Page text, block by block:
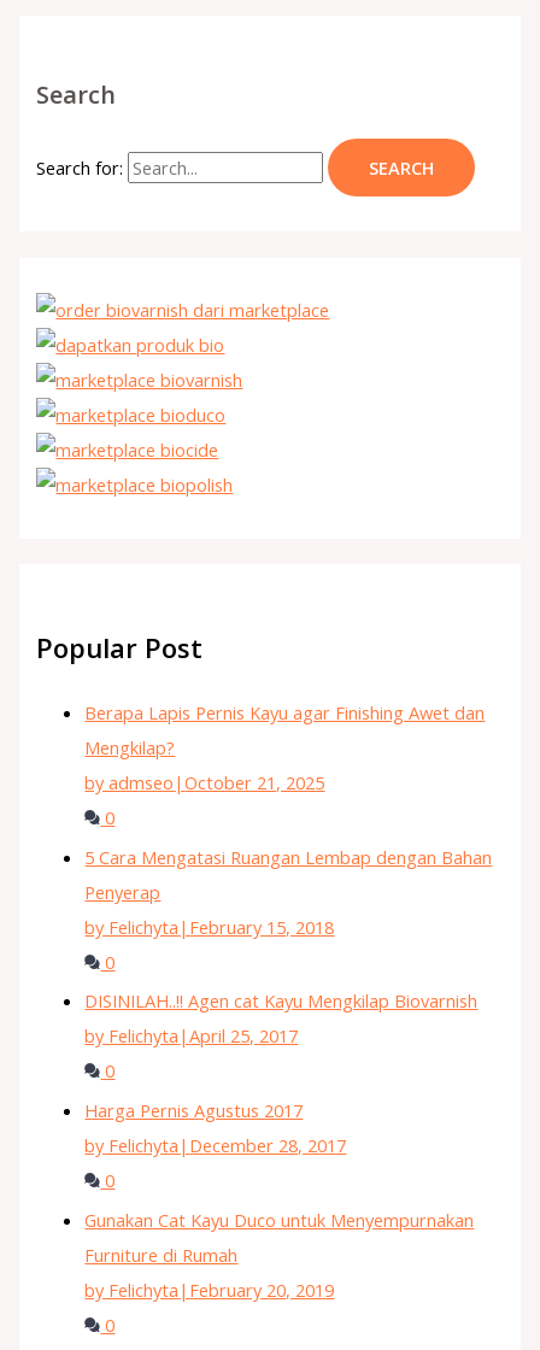
Search
Search for:
Popular Post
Berapa Lapis Pernis Kayu agar Finishing Awet dan
Mengkilap?
by admseo |October 21, 2025
0
5 Cara Mengatasi Ruangan Lembap dengan Bahan
Penyerap
by Felichyta | February 15, 2018
0
DISINILAH..!! Agen cat Kayu Mengkilap Biovarnish
by Felichyta |April 25, 2017
0
Harga Pernis Agustus 2017
by Felichyta | December 28, 2017
0
Gunakan Cat Kayu Duco untuk Menyempurnakan
Furniture di Rumah
by Felichyta | February 20, 2019
0